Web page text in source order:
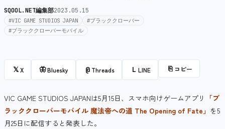
SQOOL.NET編集部2023.05.15
#VIC GAME STUDIOS JAPAN
#ブラッククローバー
#ブラッククローバーモバイル
𝕏X 🦋Bluesky @ Threads L LINE ⎘ コピー
VIC GAME STUDIOS JAPANは5月15日、スマホ向けゲームアプリ
「ブ
ラッククローバーモバイル 魔法帝への道 The Opening of Fate」 を5
月25日に配信すると発表した。